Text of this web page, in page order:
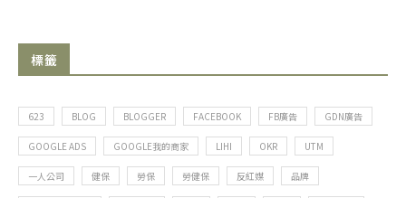
標籤
623 BLOG BLOGGER FACEBOOK FB廣告 GDN廣告
GOOGLE ADS GOOGLE我的商家 LIHI OKR UTM
一人公司 健保 勞保 勞健保 反紅媒 品牌